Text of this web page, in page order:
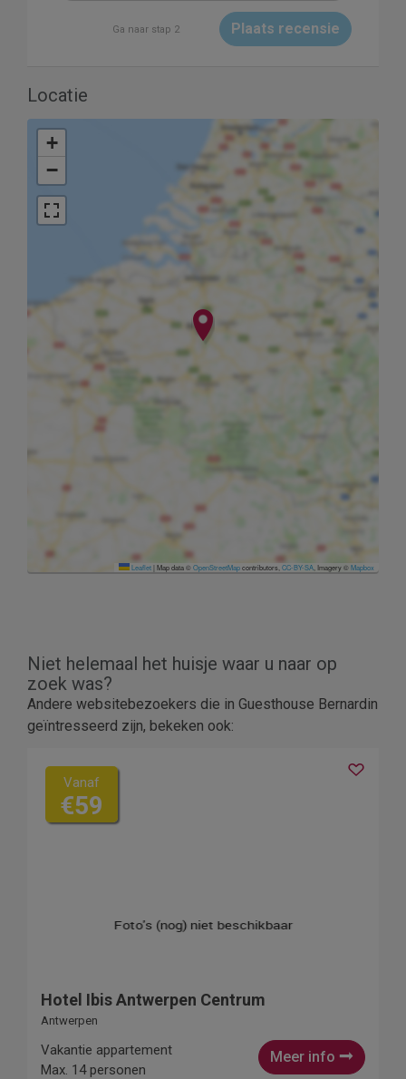
Ga naar stap 2 Plaats recensie
Locatie
+
−
Leaflet| Map data ©OpenStreetMapcontributors, CC-BY-SA , Imagery ©Mapbox
Niet helemaal het huisje waar u naar op
zoek was?
Andere websitebezoekers die in Guesthouse Bernardin
geïntresseerd zijn, bekeken ook:
Vanaf
€59
Hotel Ibis Antwerpen Centrum
Antwerpen
Meer info
Vakantie appartement
Max. 14 personen